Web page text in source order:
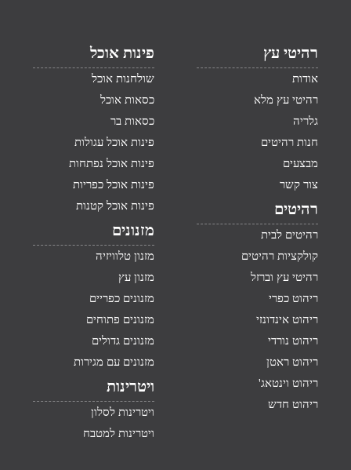
רהיטי עץ
אודות
רהיטי עץ מלא
גלריה
חנות רהיטים
מבצעים
צור קשר
רהיטים
רהיטים לבית
קולקציות רהיטים
רהיטי עץ וברזל
ריהוט כפרי
ריהוט אינדונזי
ריהוט נורדי
ריהוט ראטן
ריהוט וינטאג'
ריהוט חדש
פינות אוכל
שולחנות אוכל
כסאות אוכל
כסאות בר
פינות אוכל עגולות
פינות אוכל נפתחות
פינות אוכל כפריות
פינות אוכל קטנות
מזנונים
מזנון טלוויזיה
מזנון עץ
מזנונים כפריים
מזנונים פתוחים
מזנונים גדולים
מזנונים עם מגירות
ויטרינות
ויטרינות לסלון
ויטרינות למטבח